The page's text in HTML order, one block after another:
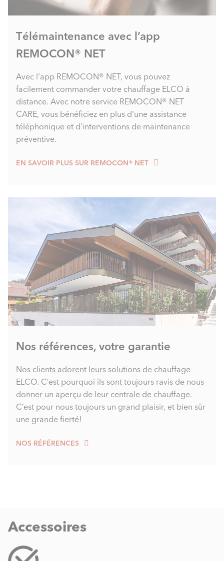
Télémaintenance avec l’app
REMOCON® NET
Avec l'app REMOCON® NET, vous pouvez
facilement commander votre chauffage ELCO à
distance. Avec notre service REMOCON® NET
CARE, vous bénéficiez en plus d'une assistance
téléphonique et d'interventions de maintenance
préventive.
EN SAVOIR PLUS SUR REMOCON® NET
Nos références, votre garantie
Nos clients adorent leurs solutions de chauffage
ELCO. C’est pourquoi ils sont toujours ravis de nous
donner un aperçu de leur centrale de chauffage.
C’est pour nous toujours un grand plaisir, et bien sûr
une grande fierté!
NOS RÉFÉRENCES
Accessoires